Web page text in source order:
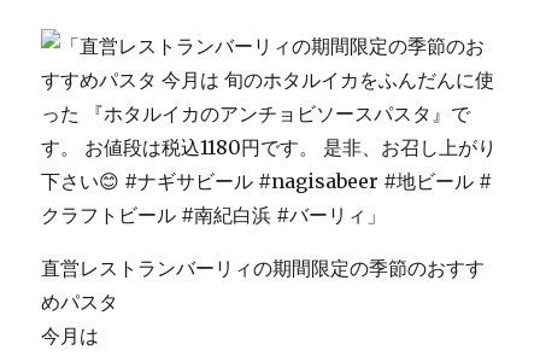
直営レストランバーリィの期間限定の季節のおすす
めパスタ
今月は